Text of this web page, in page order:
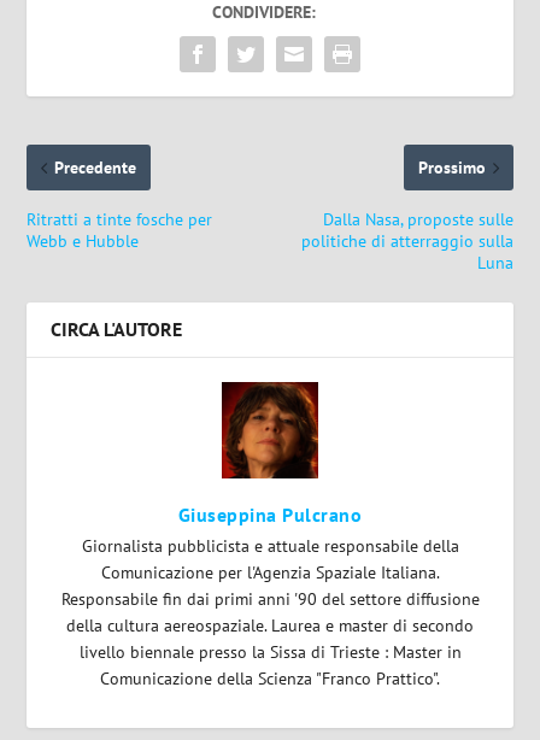
CONDIVIDERE:
Precedente
Ritratti a tinte fosche per
Webb e Hubble
Prossimo
Dalla Nasa, proposte sulle
politiche di atterraggio sulla
Luna
CIRCA L'AUTORE
Giuseppina Pulcrano
Giornalista pubblicista e attuale responsabile della
Comunicazione per l'Agenzia Spaziale Italiana.
Responsabile fin dai primi anni '90 del settore diffusione
della cultura aereospaziale. Laurea e master di secondo
livello biennale presso la Sissa di Trieste : Master in
Comunicazione della Scienza "Franco Prattico".